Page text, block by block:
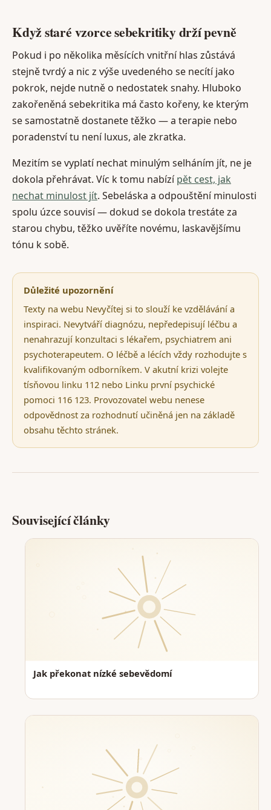
Když staré vzorce sebekritiky drží pevně
Pokud i po několika měsících vnitřní hlas zůstává
stejně tvrdý a nic z výše uvedeného se necítí jako
pokrok, nejde nutně o nedostatek snahy. Hluboko
zakořeněná sebekritika má často kořeny, ke kterým
se samostatně dostanete těžko — a terapie nebo
poradenství tu není luxus, ale zkratka.
Mezitím se vyplatí nechat minulým selháním jít, ne je
dokola přehrávat. Víc k tomu nabízípět cest, jak
nechat minulost jít. Sebeláska a odpouštění minulosti
spolu úzce souvisí — dokud se dokola trestáte za
starou chybu, těžko uvěříte novému, laskavějšímu
tónu k sobě.
Důležité upozornění
Texty na webu Nevyčítej si to slouží ke vzdělávání a
inspiraci. Nevytváří diagnózu, nepředepisují léčbu a
nenahrazují konzultaci s lékařem, psychiatrem ani
psychoterapeutem. O léčbě a lécích vždy rozhodujte s
kvalifikovaným odborníkem. V akutní krizi volejte
tísňovou linku 112 nebo Linku první psychické
pomoci 116 123. Provozovatel webu nenese
odpovědnost za rozhodnutí učiněná jen na základě
obsahu těchto stránek.
Související články
Jak překonat nízké sebevědomí